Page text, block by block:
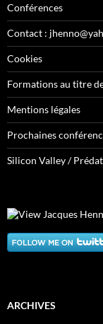
Conférences
Contact :
Cookies
Formations au titre
Mentions légales
Prochaines
Silicon Valley /
ARCHIVES